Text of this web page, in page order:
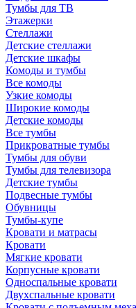
Тумбы для ТВ
Этажерки
Стеллажи
Детские стеллажи
Детские шкафы
Комоды и тумбы
Все комоды
Узкие комоды
Широкие комоды
Детские комоды
Все тумбы
Прикроватные тумбы
Тумбы для обуви
Тумбы для телевизора
Детские тумбы
Подвесные тумбы
Обувницы
Тумбы-купе
Кровати и матрасы
Кровати
Мягкие кровати
Корпусные кровати
Односпальные кровати
Двухспальные кровати